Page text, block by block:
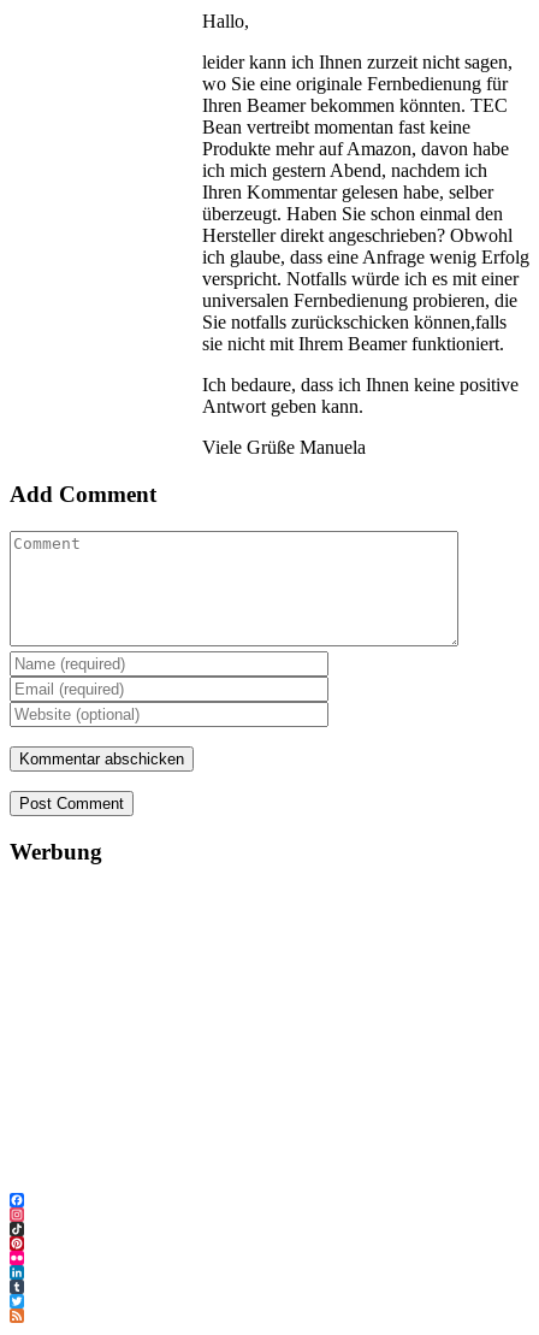
Hallo,
leider kann ich Ihnen zurzeit nicht sagen,
wo Sie eine originale Fernbedienung für
Ihren Beamer bekommen könnten. TEC
Bean vertreibt momentan fast keine
Produkte mehr auf Amazon, davon habe
ich mich gestern Abend, nachdem ich
Ihren Kommentar gelesen habe, selber
überzeugt. Haben Sie schon einmal den
Hersteller direkt angeschrieben? Obwohl
ich glaube, dass eine Anfrage wenig Erfolg
verspricht. Notfalls würde ich es mit einer
universalen Fernbedienung probieren, die
Sie notfalls zurückschicken können,falls
sie nicht mit Ihrem Beamer funktioniert.
Ich bedaure, dass ich Ihnen keine positive
Antwort geben kann.
Viele Grüße Manuela
Add Comment
Post Comment
Werbung
Facebook
Instagram
TikTok
Pinterest
Flickr
LinkedIn
Tumblr
Twitter
Feed